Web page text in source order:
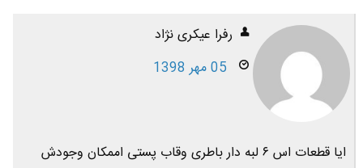
رفرا عیکری نژاد
05 مهر 1398
ایا قطعات اس ۶ لبه دار باطری وقاب پستی اممکان وجودش